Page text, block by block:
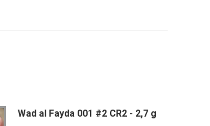
Wad al Fayda 001 #2 CR2 - 2,7 g